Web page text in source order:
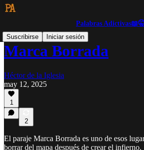
Palabras
Suscribirse
Iniciar sesión
Marca Borrada
Héctor de la Iglesia
may 12, 2025
1
2
El paraje Marca Borrada es uno de esos
borrar del mapa después de crear el infierno.